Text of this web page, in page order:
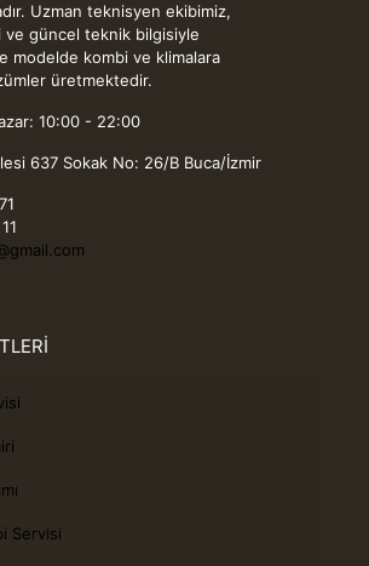
Uzman teknisyen ekibimiz,
ve güncel teknik bilgisiyle
modelde kombi ve klimalara
üretmektedir.
10:00 - 22:00
637 Sokak No: 26/B Buca/İzmir
Servisi